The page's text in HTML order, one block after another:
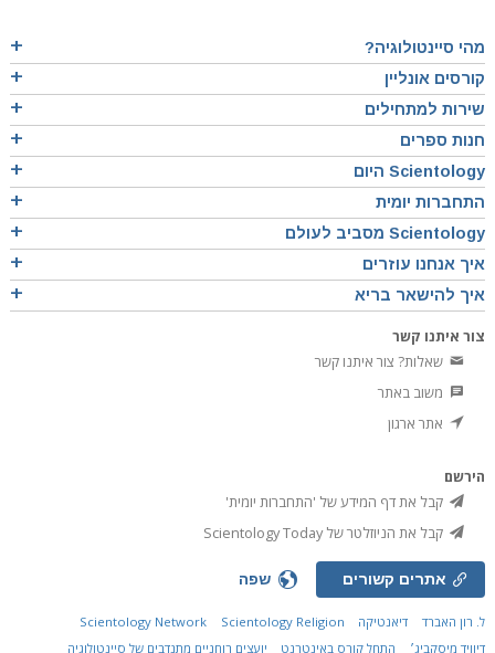
מהי סיינטולוגיה?
קורסים אונליין
שירות למתחילים
חנות ספרים
Scientology היום
התחברות יומית
Scientology מסביב לעולם
איך אנחנו עוזרים
איך להישאר בריא
צור איתנו קשר
שאלות? צור איתנו קשר
משוב באתר
אתר ארגון
הירשם
קבל את דף המידע של 'התחברות יומית'
קבל את הניוזלטר של Scientology Today
אתרים קשורים שפה
ל. רון האברד דיאנטיקה Scientology Network
Scientology Religion
דיוויד מיסקביג׳
התחל קורס באינטרנט יועצים רוחניים מתנדבים של סיינטולוגיה